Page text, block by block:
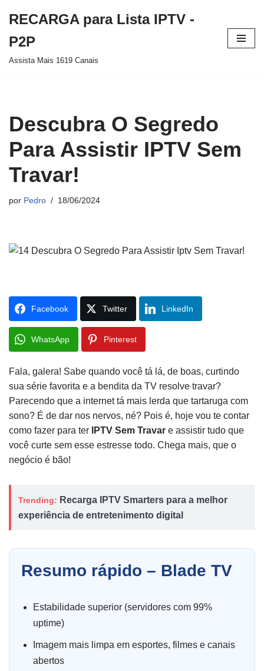
para
o
RECARGA para Lista IPTV -
P2P
Assista Mais 1619 Canais
Descubra O Segredo
Para Assistir IPTV Sem
Travar!
por Pedro 18/06/2024
Facebook Twitter LinkedIn
WhatsApp Pinterest
Fala, galera! Sabe quando você tá lá, de boas, curtindo
sua série favorita e a bendita da TV resolve travar?
Parecendo que a internet tá mais lerda que tartaruga com
sono? É de dar nos nervos, né? Pois é, hoje vou te contar
como fazer para ter
IPTV Sem Travar e assistir tudo que
você curte sem esse estresse todo. Chega mais, que o
negócio é bão!
Trending: Recarga IPTV Smarters para a melhor
experiência de entretenimento digital
Resumo rápido – Blade TV
Estabilidade superior (servidores com 99%
uptime)
Imagem mais limpa em esportes, filmes e canais
abertos